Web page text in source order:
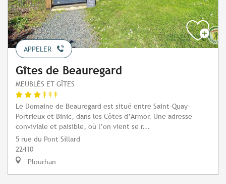
APPELER
Gîtes de Beauregard
MEUBLÉS ET GÎTES
Le Domaine de Beauregard est situé entre Saint-Quay-
Portrieux et Binic, dans les Côtes d’Armor. Une adresse
conviviale et paisible, où l’on vient se r...
5 rue du Pont Sillard
22410
Plourhan